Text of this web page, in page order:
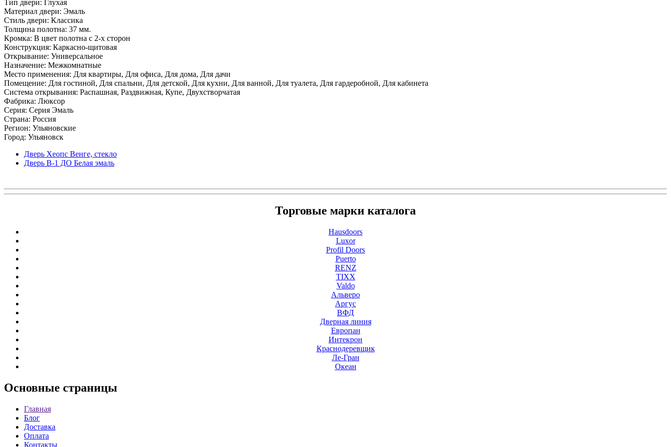
Тип двери: Глухая
Материал двери: Эмаль
Стиль двери: Классика
Толщина полотна: 37 мм.
Кромка: В цвет полотна с 2-х сторон
Конструкция: Каркасно-щитовая
Открывание: Универсальное
Назначение: Межкомнатные
Место применения: Для квартиры, Для офиса, Для дома, Для дачи
Помещение: Для гостиной, Для спальни, Для детской, Для кухни, Для ванной, Для туалета, Для гардеробной, Для кабинета
Система открывания: Распашная, Раздвижная, Купе, Двухстворчатая
Фабрика: Люксор
Серия: Серия Эмаль
Страна: Россия
Регион: Ульяновские
Город: Ульяновск
Дверь Хеопс Венге, стекло
Дверь В-1 ДО Белая эмаль
Торговые марки каталога
Hausdoors
Luxor
Profil Doors
Puerto
RENZ
TIXX
Valdo
Альверо
Аргус
ВФД
Дверная линия
Европан
Интекрон
Краснодеревщик
Ле-Гран
Океан
Основные страницы
Главная
Блог
Доставка
Оплата
Контакты